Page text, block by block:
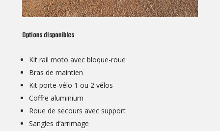
Options disponibles
Kit rail moto avec bloque-roue
Bras de maintien
Kit porte-vélo 1 ou 2 vélos
Coffre aluminium
Roue de secours avec support
Sangles d’arrimage